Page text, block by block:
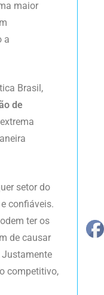
maior
a
Brasil,
de
setor do
confiáveis.
ter os
de causar
Justamente
competitivo,